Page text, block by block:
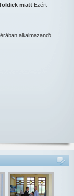
miatt Ezért
alkalmazandó